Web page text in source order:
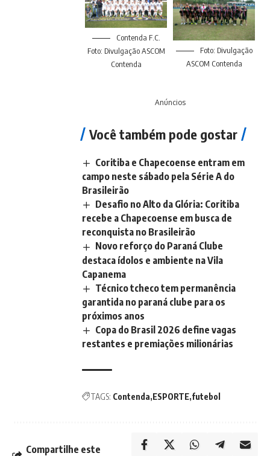
Contenda F.C.
Foto: Divulgação ASCOM
Contenda
Foto: Divulgação
ASCOM Contenda
Anúncios
Você também pode gostar
Coritiba e Chapecoense entram em
campo neste sábado pela Série A do
Brasileirão
Desafio no Alto da Glória: Coritiba
recebe a Chapecoense em busca de
reconquista no Brasileirão
Novo reforço do Paraná Clube
destaca ídolos e ambiente na Vila
Capanema
Técnico tcheco tem permanência
garantida no paraná clube para os
próximos anos
Copa do Brasil 2026 define vagas
restantes e premiações milionárias
TAGS: Contenda ESPORTE futebol
Compartilhe este